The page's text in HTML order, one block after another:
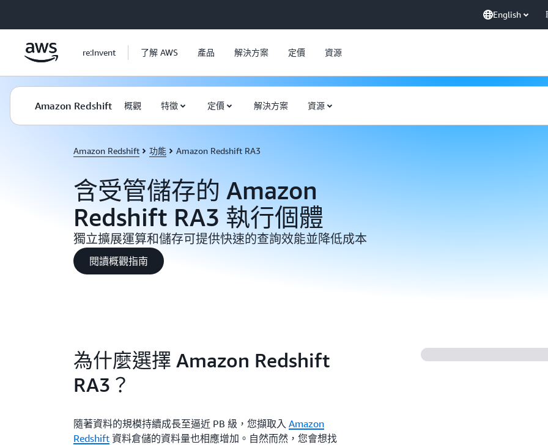
English
re:Invent 了解 AWS 產品 解決方案 定價 資源
Amazon Redshift 概觀 特徵 定價 解決方案 資源
Amazon Redshift 功能 Amazon Redshift RA3
含受管儲存的 Amazon
Redshift RA3 執行個體
獨立擴展運算和儲存可提供快速的查詢效能並降低成本
閱讀概觀指南
為什麼選擇 Amazon Redshift
RA3？
隨著資料的規模持續成長至逼近 PB 級，您擷取入Amazon
Redshift 資料倉儲的資料量也相應增加。自然而然，您會想找